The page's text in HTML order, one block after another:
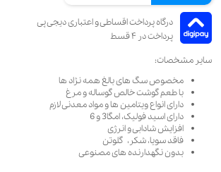
سایر مشخصات:
مخصوص سگ های بالغ همه نژاد ها
با طعم گوشت خالص گوساله و مرغ
دارای انواع ویتامین ها و مواد معدنی لازم
دارای اسید فولیک، امگا3 و 6
افزایش شادابی و انرژی
فاقد سویا، شکر، گلوتن
بدون نگهدارنده های مصنوعی